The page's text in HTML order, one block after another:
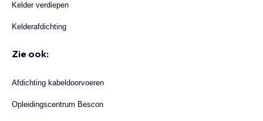
Kelder verdiepen
Kelderafdichting
Zie ook:
Afdichting kabeldoorvoeren
Opleidingscentrum Bescon